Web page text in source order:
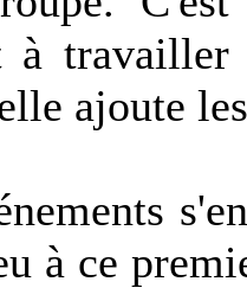
à travailler
ajoute
à ce